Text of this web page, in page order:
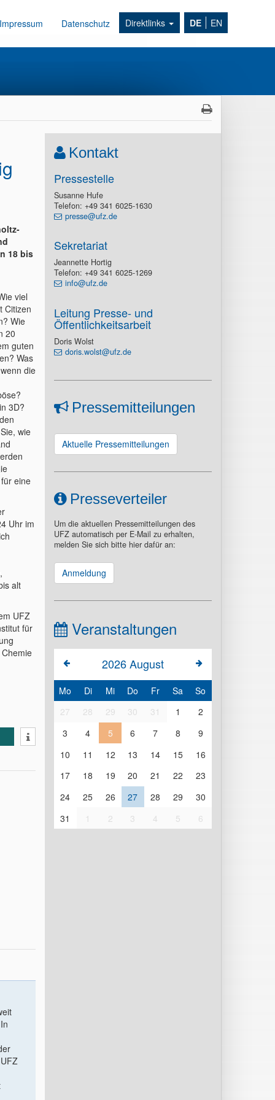
Impressum Datenschutz Direktlinks DE EN
18 bis
viel
Citizen
Wie
20
guten
Was
die
3D?
wie
eine
Uhr im
alt
UFZ
für
Kontakt
Pressestelle
Susanne Hufe
Telefon: +49 341 6025-1630
presse@ufz.de
Sekretariat
Jeannette Hortig
Telefon: +49 341 6025-1269
info@ufz.de
Leitung Presse- und
Öffentlichkeitsarbeit
Doris Wolst
doris.wolst@ufz.de
Pressemitteilungen
Aktuelle Pressemitteilungen
Presseverteiler
Um die aktuellen Pressemitteilungen des
UFZ automatisch per E-Mail zu erhalten,
melden Sie sich bitte hier dafür an:
Anmeldung
Veranstaltungen
2026August
Mo Di Mi Do Fr Sa
So
27
28 29 30 31 1
2
3
4 5 6 7 8
9
10
11 12 13 14 15
16
17
18 19 20 21 22
23
24
25 26 27 28 29
30
31
1 2 3 4 5 6